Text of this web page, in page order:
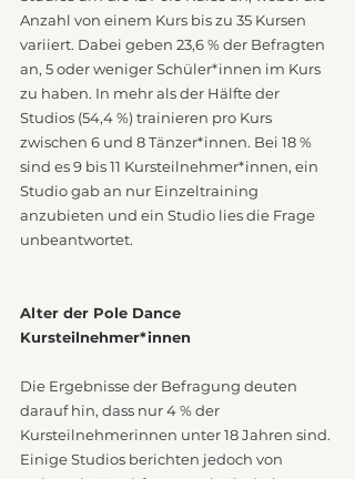
Anzahl von einem Kurs bis zu 35 Kursen
variiert. Dabei geben 23,6 % der Befragten
an, 5 oder weniger Schüler*innen im Kurs
zu haben. In mehr als der Hälfte der
Studios (54,4 %) trainieren pro Kurs
zwischen 6 und 8 Tänzer*innen. Bei 18 %
sind es 9 bis 11 Kursteilnehmer*innen, ein
Studio gab an nur Einzeltraining
anzubieten und ein Studio lies die Frage
unbeantwortet.
Alter der Pole Dance
Kursteilnehmer*innen
Die Ergebnisse der Befragung deuten
darauf hin, dass nur 4 % der
Kursteilnehmerinnen unter 18 Jahren sind.
Einige Studios berichten jedoch von